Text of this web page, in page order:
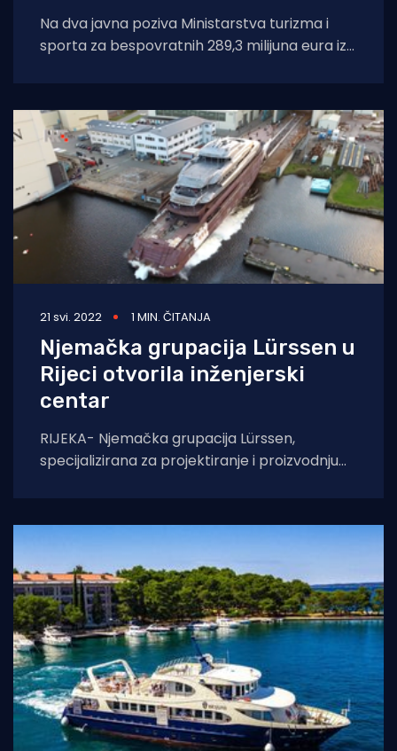
Na dva javna poziva Ministarstva turizma i
sporta za bespovratnih 289,3 milijuna eura iz
21 svi. 2022 1 MIN. ČITANJA
Njemačka grupacija Lürssen u
Rijeci otvorila inženjerski
centar
RIJEKA- Njemačka grupacija Lürssen,
specijalizirana za projektiranje i proizvodnju